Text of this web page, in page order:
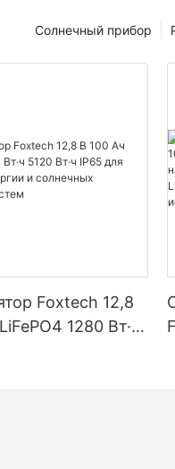
Солнечный прибор
Foxtech 12,8
1280 Вт·ч